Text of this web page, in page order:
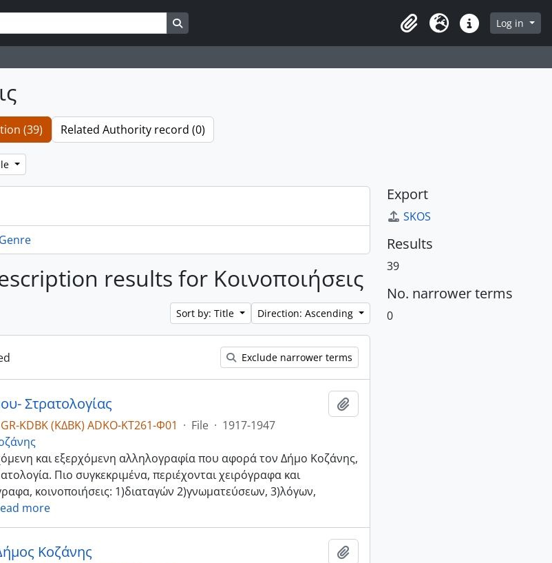
ClipboardLanguageQuick linksLog in
(39) Related Authority record (0)
Genre
results for Κοινοποιήσεις
Sort by: Title Direction: Ascending
Exclude narrower terms
Στρατολογίας
KDBK (ΚΔΒΚ) ADKO-ΚΤ261-Φ01 · File · 1917-1947
και εξερχόμενη αλληλογραφία που αφορά τον Δήμο Κοζάνης,
Πιο συγκεκριμένα, περιέχονται χειρόγραφα και
κοινοποιήσεις: 1)διαταγών 2)γνωματεύσεων, 3)λόγων,
more
Κοζάνης
Export
SKOS
Results
39
No. narrower terms
0